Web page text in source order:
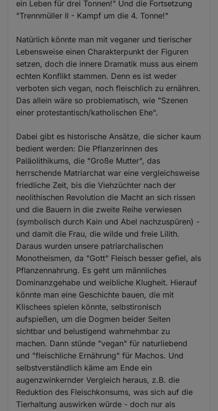
ein Leben für drei Tonnen!" Und die Fortsetzung
"Trennmüller II - Kampf um die 4. Tonne!"
Natürlich könnte man mit veganer und tierischer
Lebensweise einen Charakterpunkt der Figuren
setzen, doch die innere Dramatik muss aus einem
echten Konflikt stammen. Denn es ist weder
verboten sich vegan, noch fleischlich zu ernähren.
Das allein wäre so problematisch, wie "Szenen
einer protestantisch/katholischen Ehe".
Dabei gibt es historische Ansätze, die sicher kaum
bedient werden: Die Pflanzerinnen des
Paläolithikums, die "Große Mutter", das
herrschende Matriarchat war eine vergleichsweise
friedliche Zeit, bis die Viehzüchter nach der
neolithischen Revolution die Macht an sich rissen
und die Bauern in die zweite Reihe verwiesen
(symbolisch durch Kain und Abel nachzuspüren) -
und damit die Frau, die wilde und freie Lilith.
Daraus wurden unsere patriarchalischen
Monotheismen, da "Gott" Fleisch besser gefiel, als
Pflanzennahrung. Es geht um männliches
Dominanzgehabe und weibliche Klugheit. Hierauf
könnte man eine Geschichte bauen, die mit
Klischees spielen könnte, selbstironisch
aufspießen, um die Dogmen beider Seiten
sichtbar und belustigend wahrnehmbar zu
machen. Dann stünde "vegan" für naturliebend
und "fleischliche Ernährung" für Machos. Und
selbstverständlich käme am Ende ein
augenzwinkernder Vergleich heraus, z.B. die
Reduktion des Fleischkonsums, was sich auf die
Tierhaltung auswirken würde - doch nur als